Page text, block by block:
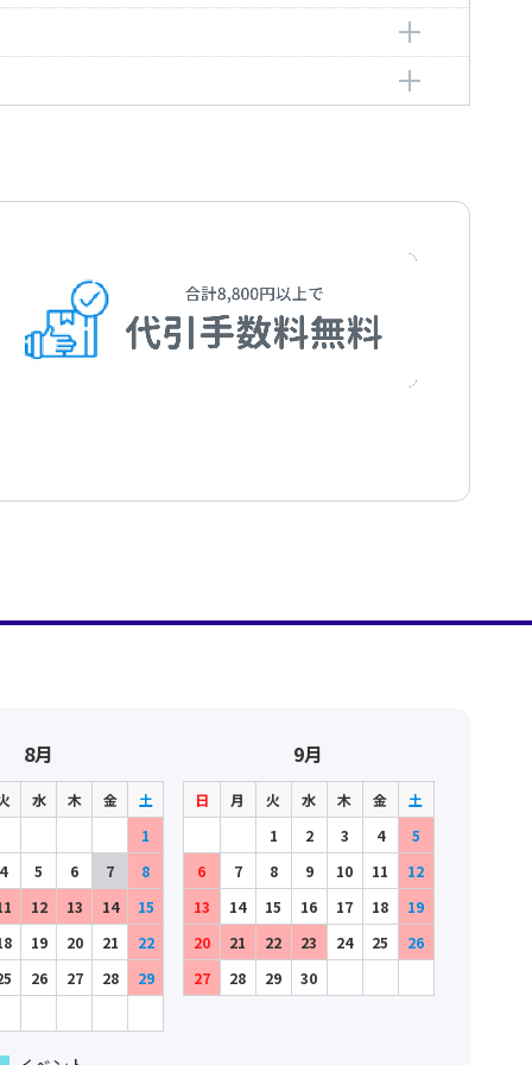
キー吉川とブルー・コメッツ
8月
水 木 金
土
1
4
5 6 7
8
12 13 14
15
19 20 21
22
26 27 28 29
9月
日 月 火 水 木 金
土
1
2 3 4
5
6
7 8 9 10 11
12
13
14 15 16 17 18
19
20
21 22 23 24 25
26
27
28 29 30